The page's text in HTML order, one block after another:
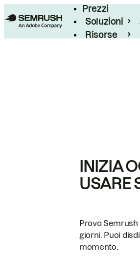
Prezzi
Soluzioni
Risorse
INIZIA
USARE
Prova
giorni. Puoi
momento.